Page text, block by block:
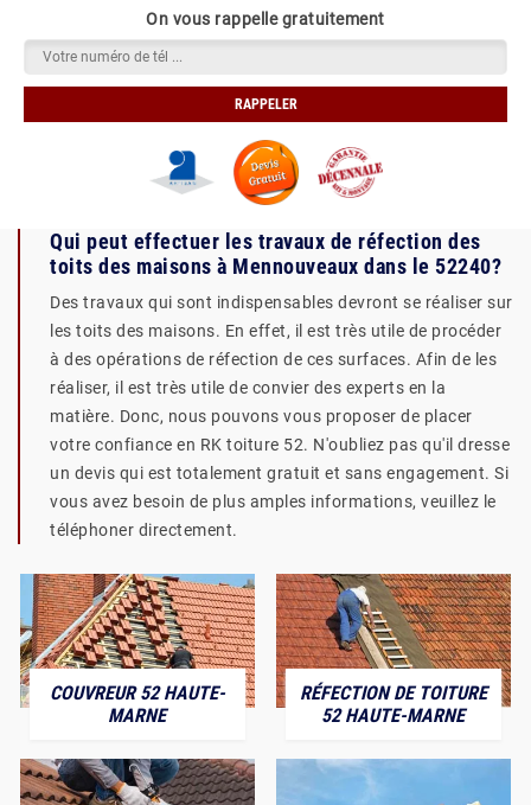
On vous rappelle gratuitement
Qui peut effectuer les travaux de réfection des
toits des maisons à Mennouveaux dans le 52240?
Des travaux qui sont indispensables devront se réaliser sur
les toits des maisons. En effet, il est très utile de procéder
à des opérations de réfection de ces surfaces. Afin de les
réaliser, il est très utile de convier des experts en la
matière. Donc, nous pouvons vous proposer de placer
votre confiance en RK toiture 52. N'oubliez pas qu'il dresse
un devis qui est totalement gratuit et sans engagement. Si
vous avez besoin de plus amples informations, veuillez le
téléphoner directement.
COUVREUR 52 HAUTE-
MARNE
RÉFECTION DE TOITURE
52 HAUTE-MARNE